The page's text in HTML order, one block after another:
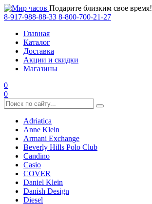
Подарите близким свое время!
8-917-988-88-33 8-800-700-21-27
Главная
Каталог
Доставка
Акции и скидки
Магазины
0
0
Adriatica
Anne Klein
Armani Exchange
Beverly Hills Polo Club
Candino
Casio
COVER
Daniel Klein
Danish Design
Diesel